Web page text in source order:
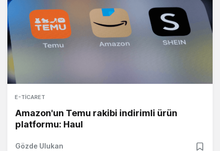
E-TICARET
Amazon'un Temu rakibi indirimli ürün
platformu: Haul
Gözde Ulukan